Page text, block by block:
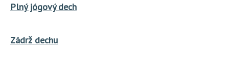
Plný jógový dech
Zádrž dechu